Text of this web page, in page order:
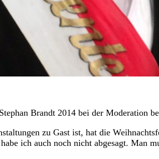
Brandt 2014 bei der Moderation
zu Gast ist, hat die
ich auch noch nicht abgesagt. Man